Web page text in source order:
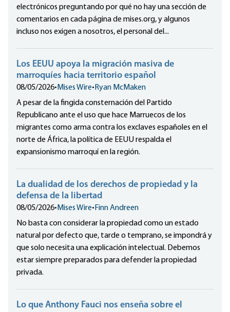
electrónicos preguntando por qué no hay una sección de
comentarios en cada página de mises.org, y algunos
incluso nos exigen a nosotros, el personal del...
Los EEUU apoya la migración masiva de
marroquíes hacia territorio español
08/05/2026• Mises Wire• Ryan McMaken
A pesar de la fingida consternación del Partido
Republicano ante el uso que hace Marruecos de los
migrantes como arma contra los exclaves españoles en el
norte de África, la política de EEUU respalda el
expansionismo marroquí en la región.
La dualidad de los derechos de propiedad y la
defensa de la libertad
08/05/2026• Mises Wire• Finn Andreen
No basta con considerar la propiedad como un estado
natural por defecto que, tarde o temprano, se impondrá y
que solo necesita una explicación intelectual. Debemos
estar siempre preparados para defender la propiedad
privada.
Lo que Anthony Fauci nos enseña sobre el